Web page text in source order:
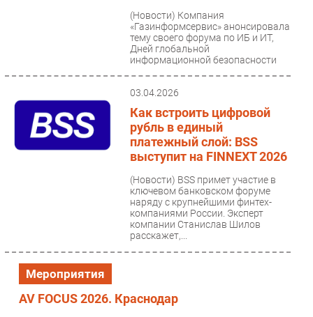
(Новости) Компания
«Газинформсервис» анонсировала
тему своего форума по ИБ и ИТ,
Дней глобальной
информационной безопасности
03.04.2026
Как встроить цифровой
рубль в единый
платежный слой: BSS
выступит на FINNEXT 2026
(Новости) BSS примет участие в
ключевом банковском форуме
наряду с крупнейшими финтех-
компаниями России. Эксперт
компании Станислав Шилов
расскажет,...
Мероприятия
AV FOCUS 2026. Краснодар